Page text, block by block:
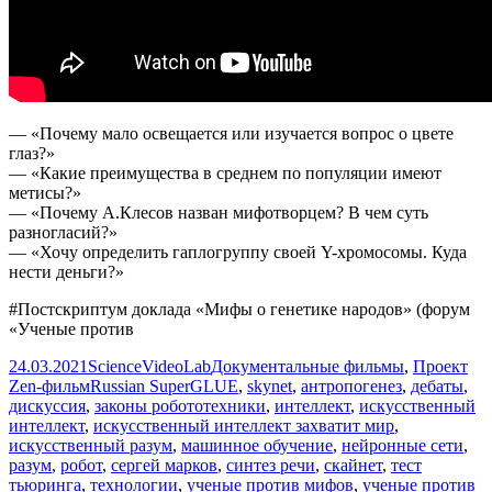
— «Почему мало освещается или изучается вопрос о цвете
глаз?»
— «Какие преимущества в среднем по популяции имеют
метисы?»
— «Почему А.Клесов назван мифотворцем? В чем суть
разногласий?»
— «Хочу определить гаплогруппу своей Y-хромосомы. Куда
нести деньги?»
#Постскриптум доклада «Мифы о генетике народов» (форум
«Ученые против
Опубликовано
24.03.2021 Автор
ScienceVideoLabРубрики
Документальные фильмы, Проект
Zen-фильмМетки
Russian SuperGLUE, skynet, антропогенез, дебаты,
дискуссия, законы робототехники, интеллект, искусственный
интеллект, искусственный интеллект захватит мир,
искусственный разум, машинное обучение, нейронные сети,
разум, робот, сергей марков, синтез речи, скайнет, тест
тьюринга, технологии, ученые против мифов, ученые против